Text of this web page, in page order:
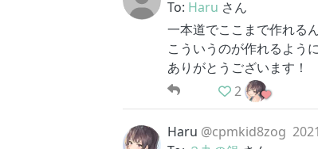
To: Haru さん
一本道でここまで作れる
こういうのが作れるよう
ありがとうございます！
2
Haru @cpmkid8zog